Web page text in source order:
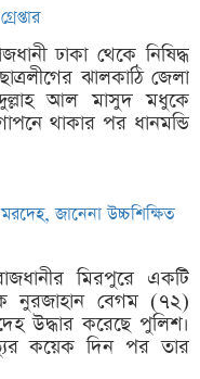
ঢাকা থেকে নিষিদ্ধ
ঝালকাঠি জেলা
আল মাসুদ মধুকে
থাকার পর ধানমন্ডি
জানেনা উচ্চশিক্ষিত
মিরপুরে একটি
নুরজাহান বেগম (৭২)
উদ্ধার করেছে পুলিশ।
কয়েক দিন পর তার